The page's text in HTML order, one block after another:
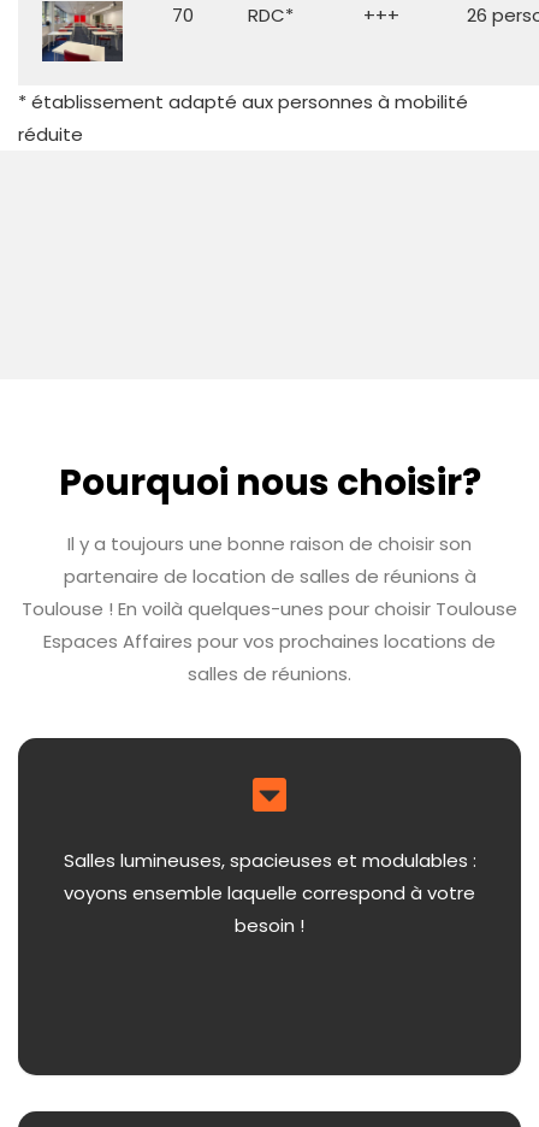
70
RDC* +++ 26
* établissement adapté aux personnes à mobilité
réduite
Pourquoi nous choisir?
Il y a toujours une bonne raison de choisir son
partenaire de location de salles de réunions à
Toulouse ! En voilà quelques-unes pour choisir Toulouse
Espaces Affaires pour vos prochaines locations de
salles de réunions.
Salles lumineuses, spacieuses et modulables :
voyons ensemble laquelle correspond à votre
besoin !